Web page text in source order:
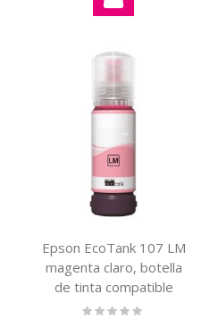
Epson EcoTank 107 LM
magenta claro, botella
de tinta compatible
(C13T09B640)
Rating: